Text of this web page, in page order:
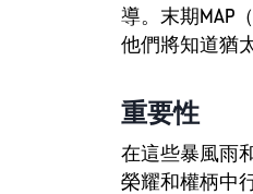
導。末期MAP
他們將知道猶
重要性
在這些暴風雨
榮耀和權柄中